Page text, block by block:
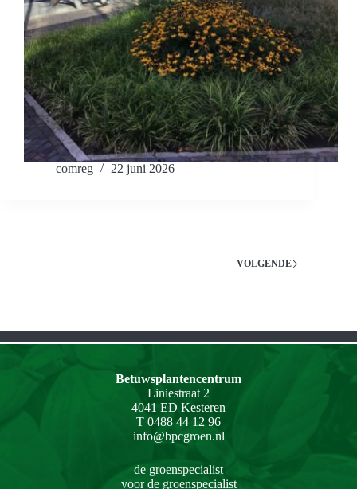
comreg 22 juni 2026
VOLGENDE
Betuwsplantencentrum
Liniestraat 2
4041 ED Kesteren
T 0488 44 12 96
info@bpcgroen.nl
de groenspecialist
voor de groenspecialist